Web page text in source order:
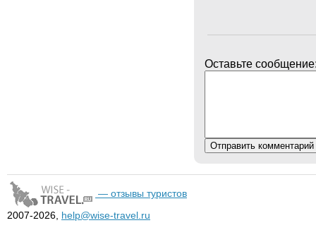
Оставьте
— отзывы туристов
2007-2026, help@wise-travel.ru